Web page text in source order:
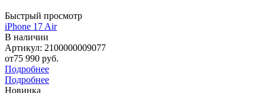
Быстрый просмотр
iPhone 17 Air
В наличии
Артикул: 2100000009077
от75 990 руб.
Подробнее
Подробнее
Новинка